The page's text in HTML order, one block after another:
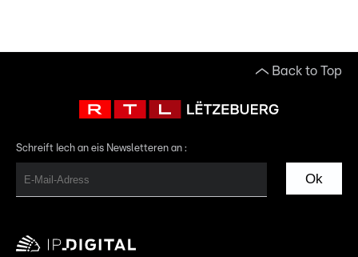
Back to Top
Schreift Iech an eis Newsletteren an :
Ok